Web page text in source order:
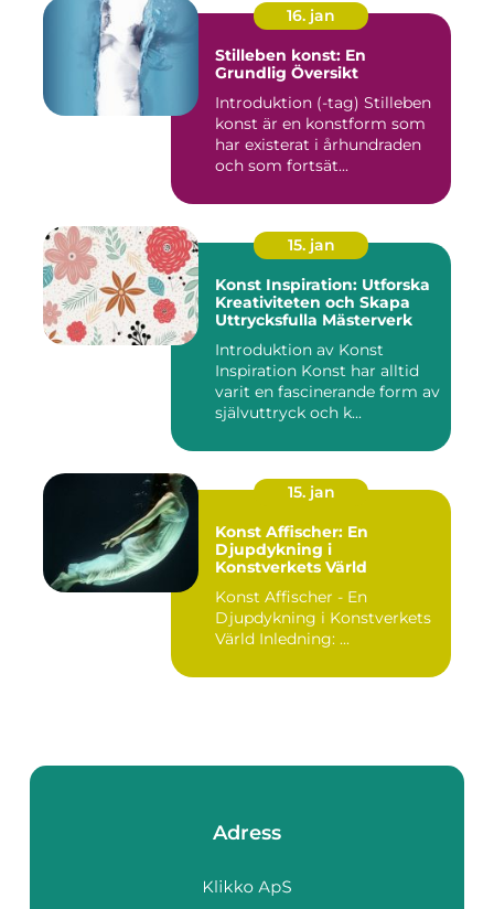
16. jan
Stilleben konst: En
Grundlig Översikt
Introduktion (-tag) Stilleben
konst är en konstform som
har existerat i århundraden
och som fortsät...
15. jan
Konst Inspiration: Utforska
Kreativiteten och Skapa
Uttrycksfulla Mästerverk
Introduktion av Konst
Inspiration Konst har alltid
varit en fascinerande form av
självuttryck och k...
15. jan
Konst Affischer: En
Djupdykning i
Konstverkets Värld
Konst Affischer - En
Djupdykning i Konstverkets
Värld Inledning: ...
Adress